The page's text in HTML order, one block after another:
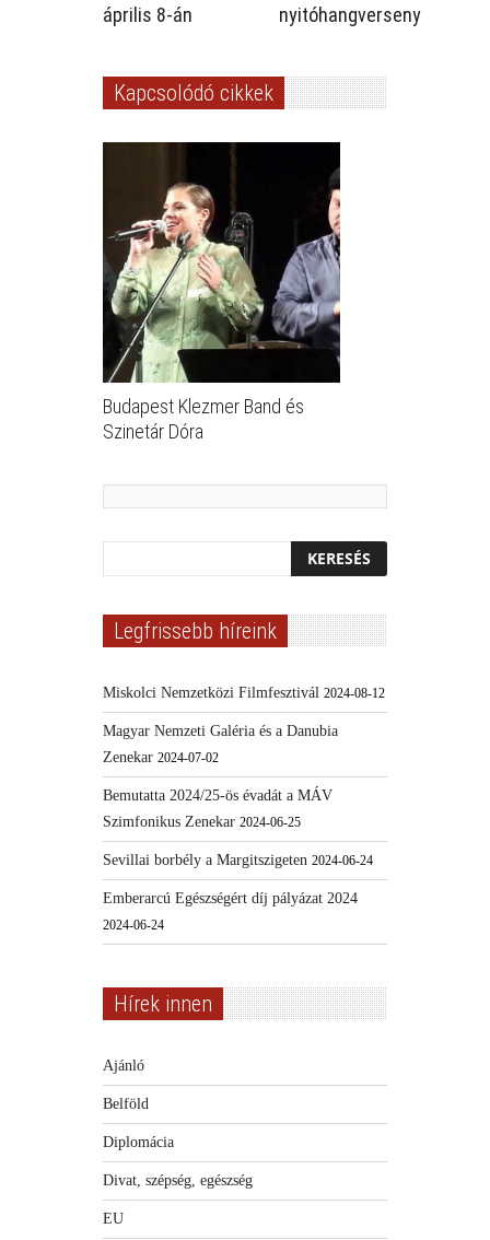
április 8-án nyitóhangverseny
Kapcsolódó cikkek
Budapest Klezmer Band és
Szinetár Dóra
Legfrissebb híreink
Miskolci Nemzetközi Filmfesztivál 2024-08-12
Magyar Nemzeti Galéria és a Danubia
Zenekar 2024-07-02
Bemutatta 2024/25-ös évadát a MÁV
Szimfonikus Zenekar 2024-06-25
Sevillai borbély a Margitszigeten 2024-06-24
Emberarcú Egészségért díj pályázat 2024
2024-06-24
Hírek innen
Ajánló
Belföld
Diplomácia
Divat, szépség, egészség
EU